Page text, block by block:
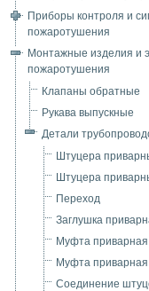
Приборы контроля и
пожаротушения
Монтажные изделия и
пожаротушения
Клапаны обратные
Рукава выпускные
Детали
Штуцера
Штуцера
Переход
Заглушка
Муфта приварная
Муфта
Соединение